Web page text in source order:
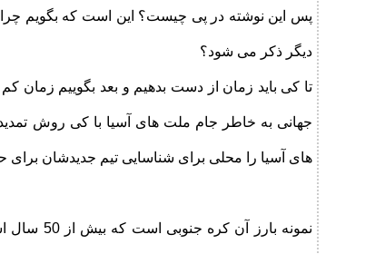
پس این نوشته در پی چیست؟ این است که بگویم چرا
دیگر ذکر می شود؟
تا کی باید زمان از دست بدهیم و بعد بگوییم زمان
جهانی به خاطر جام ملت های آسیا با کی روش
های آسیا را محلی برای شناسایی تیم جدیدشان برای
نمونه